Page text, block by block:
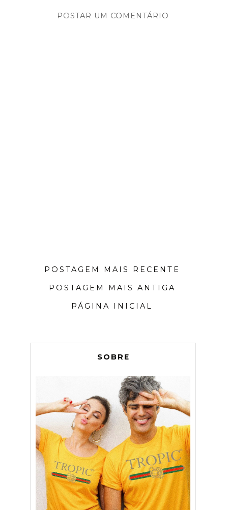
POSTAR UM COMENTÁRIO
POSTAGEM MAIS RECENTE
POSTAGEM MAIS ANTIGA
PÁGINA INICIAL
SOBRE